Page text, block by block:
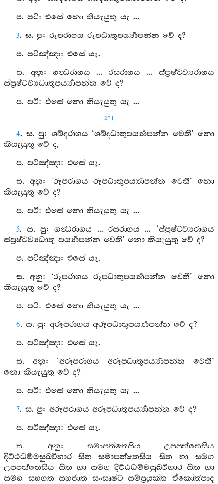
ප. පටි: එසේ නො කියැයුතු යැ ...
3. ස. පු: රූපරාගය රූපධාතුපර්‍ය්‍යාපන්න වේ ද?
ප. පටිඤ්‍ඤා: එසේ යැ.
ස. අනු: ගන්‍ධරාගය ... රසරාගය ... ස්ප්‍රෂ්ටව්‍යරාගය
ස්ප්‍රෂ්ටව්‍යධාතුපර්‍ය්‍යාපන්න වේ ද?
ප. පටි: එසේ නො කියැයුතු යැ ...
271
4. ස. පු: ශබ්දරාගය ‘ශබ්දධාතුපර්‍ය්‍යාපන්න වෙතී’ නො
කියැයුතු වේ ද,
ප. පටිඤ්‍ඤා: එසේ යැ.
ස. අනු: ‘රූපරාගය රූපධාතුපර්‍ය්‍යාපන්න වෙතී’ නො
කියැයුතු වේ ද?
ප. පටි: එසේ නො කියැයුතු යැ ...
5. ස. පු: ගන්‍ධරාගය ... රසරාගය ... ‘ස්ප්‍රෂ්ටව්‍යරාගය
ස්ප්‍රෂ්ටව්‍යධාතු පර්‍ය්‍යාපන්න වෙති’ නො කියැයුතු වේ ද?
ප. පටිඤ්‍ඤා: එසේ යැ.
ස. අනු: ‘රූපරාගය රූපධාතුපර්‍ය්‍යාපන්න වෙතී’ නො
කියැයුතු වේ ද?
ප. පටි: එසේ නො කියැයුතු යැ ...
6. ස. පු: අරූපරාගය අරූපධාතුපර්‍ය්‍යාපන්න වේ ද?
ප. පටිඤ්‍ඤා: එසේ යැ.
ස. අනු: ‘අරූපරාගය අරූපධාතුපර්‍ය්‍යාපන්න වෙතී’
නො කියැයුතු වේ ද?
ප. පටි: එසේ නො කියැයුතු යැ ...
7. ස. පු: අරූපරාගය අරූපධාතුපර්‍ය්‍යාපන්න වේ ද?
ප. පටිඤ්‍ඤා: එසේ යැ.
ස. අනු: සමාපත්තෙසිය උපපත්තෙසිය
දිට්ඨධම්මසුඛවිහාර සිත සමාපත්තෙසිය සිත හා සමග
උපපත්තෙසිය සිත හා සමග දිට්ඨධම්මසුඛවිහාර සිත හා
සමග සහගත සහජාත සංසෘෂ්ට සම්ප්‍රයුක්ත ඒකෝත්පාද